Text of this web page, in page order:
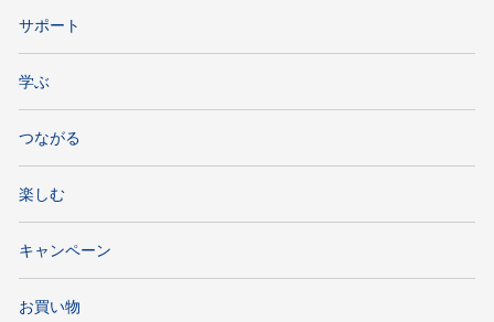
サポート
学ぶ
つながる
楽しむ
キャンペーン
お買い物